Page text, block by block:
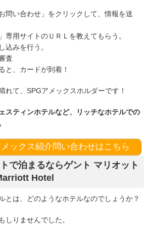
問い合わせ」をクリックして、情報を送
専用サイトのＵＲＬを教えてもらう。
込みを行う。
査
と、カードが到着！
れて、SPGアメックスホルダーです！
スティンホテルなど、リッチなホテルでの
メックス紹介問い合わせはこちら
で泊まるならゲント マリオット
Hotel
とは、どのようなホテルなのでしょうか？
しりませんでした。